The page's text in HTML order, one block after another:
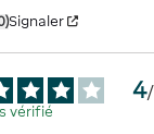
Signaler
4/
vérifié